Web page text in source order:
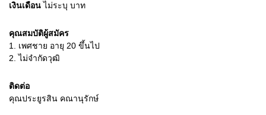
เงินเดือนไม่ระบุ บาท
คุณสมบัติผู้สมัคร
1.
เพศชาย อายุ 20 ขึ้นไป
2. ไม่จำกัดวุฒิ
ติดต่อ
คุณประยูรสิน คณานุรักษ์